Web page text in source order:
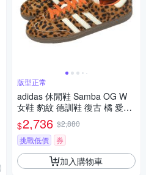
版型正常
adidas 休閒鞋 Samba OG W
女鞋 豹紋 德訓鞋 復古 橘 愛迪
達 JI2734
$2,736 $2,880
挑戰低價
券
加入購物車